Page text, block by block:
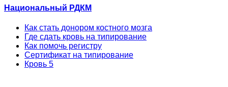
Национальный РДКМ
Как стать донором костного мозга
Где сдать кровь на типирование
Как помочь регистру
Сертификат на типирование
Кровь 5